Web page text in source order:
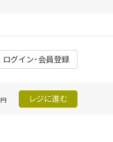
ログイン･会員登録
円 レジに進む